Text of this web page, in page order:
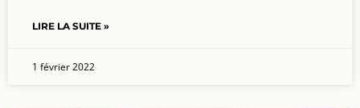
LIRE LA SUITE »
1 février 2022